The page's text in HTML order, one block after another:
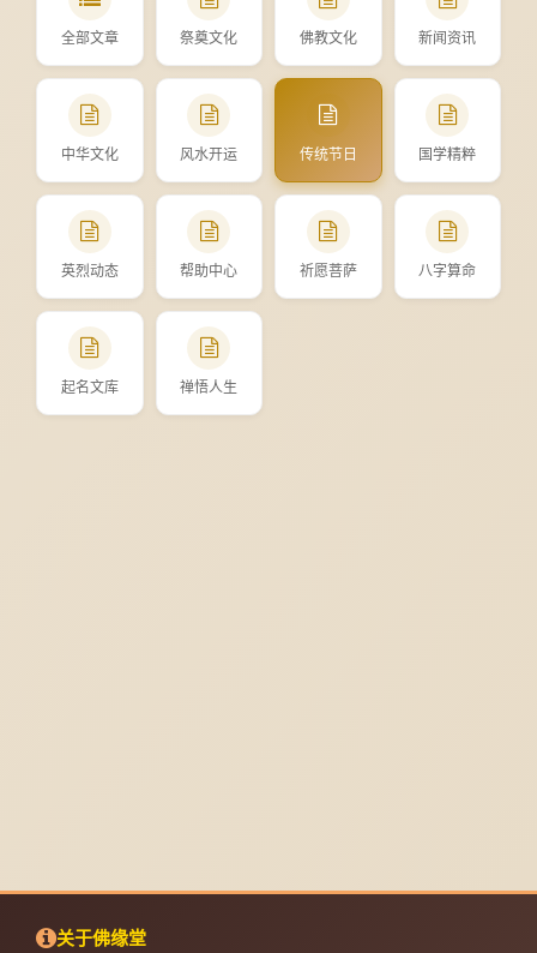
全部文章 祭奠文化 佛教文化 新闻资讯
中华文化 风水开运 传统节日 国学精粹
英烈动态 帮助中心 祈愿菩萨 八字算命
起名文库 禅悟人生
关于佛缘堂